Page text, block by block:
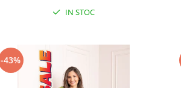
IN STOC
-43%